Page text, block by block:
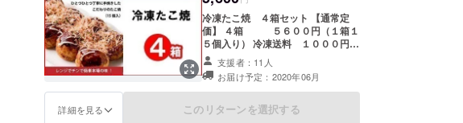
にもふさわしい商品です。
冷凍たこ焼 ４箱セット 【通常定
価】 ４箱 ５６００円（１箱１
５個入り） 冷凍送料 １０００円
計 ６６００円分 ⇨ ５６００円 ※
一度の支援で、数量☓２０まで購入
できます 7種類の粉をブレンドし
た、くれおーるの自慢のたこ焼！外
はカリッ、中はトロ～！っと、地元
支援者：11人
お届け予定：2020年06月
詳細を見る このリターンを選択する